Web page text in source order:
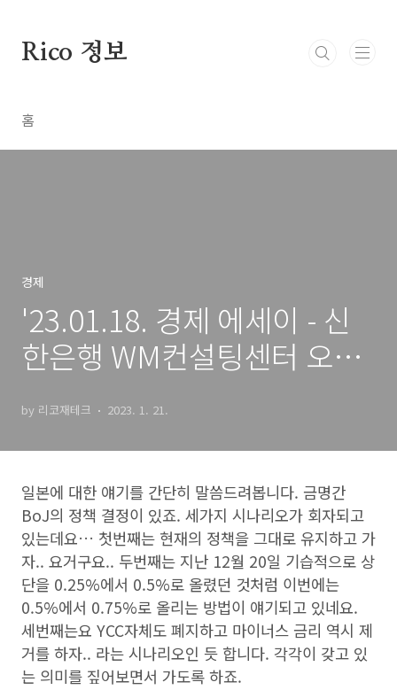
Rico 정보
홈
경제
'23.01.18. 경제 에세이 - 신
한은행 WM컨설팅센터 오건
by 리코재테크 2023. 1. 21.
일본에 대한 얘기를 간단히 말씀드려봅니다. 금명간
BoJ의 정책 결정이 있죠. 세가지 시나리오가 회자되고
있는데요… 첫번째는 현재의 정책을 그대로 유지하고 가
자.. 요거구요.. 두번째는 지난 12월 20일 기습적으로 상
단을 0.25%에서 0.5%로 올렸던 것처럼 이번에는
0.5%에서 0.75%로 올리는 방법이 얘기되고 있네요.
세번째는요 YCC자체도 폐지하고 마이너스 금리 역시 제
거를 하자.. 라는 시나리오인 듯 합니다. 각각이 갖고 있
는 의미를 짚어보면서 가도록 하죠.